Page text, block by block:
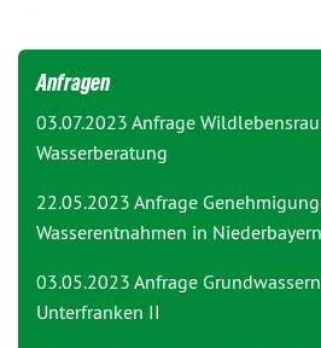
Anfragen
03.07.2023 Anfrage
Wasserberatung
22.05.2023 Anfrage
Wasserentnahmen in Niederbayern
03.05.2023 Anfrage
Unterfranken II